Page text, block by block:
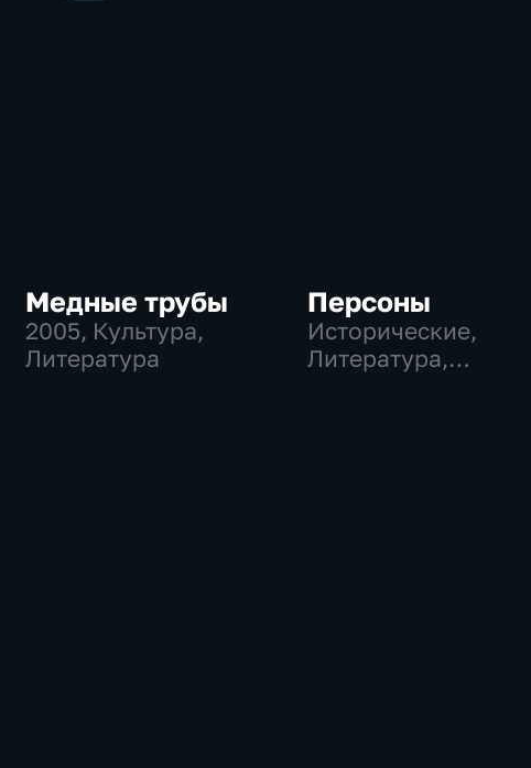
Медные трубы
2005, Культура,
Литература
Персоны
Исторические,
Литература,